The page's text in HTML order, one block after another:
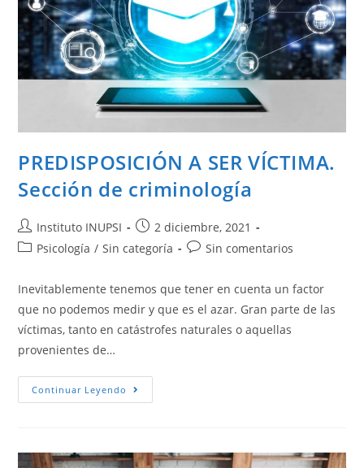
PREDISPOSICIÓN A SER VÍCTIMA.
Sección de criminología
Instituto INUPSI
2 diciembre, 2021
Psicología / Sin categoría Sin comentarios
Inevitablemente tenemos que tener en cuenta un factor
que no podemos medir y que es el azar. Gran parte de las
víctimas, tanto en catástrofes naturales o aquellas
provenientes de…
Continuar Leyendo